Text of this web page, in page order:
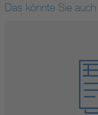
Das könnte Sie